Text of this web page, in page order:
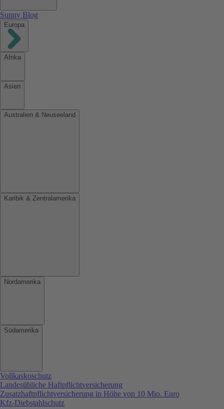
Sunny Blog
Europa
Afrika
Asien
Australien & Neuseeland
Karibik & Zentralamerika
Nordamerika
Südamerika
Vollkaskoschutz
Landesübliche Haftpflichtversicherung
Zusatzhaftpflichtversicherung in Höhe von 10 Mio. Euro
Kfz-Diebstahlschutz